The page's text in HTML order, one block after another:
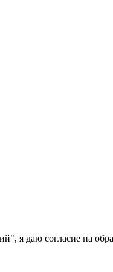
я даю согласие на